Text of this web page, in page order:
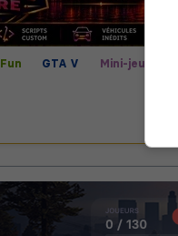
Fun GTA V Mini-jeux